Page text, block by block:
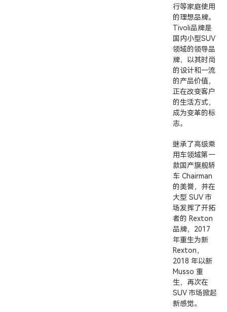
行等家庭使用
的理想品牌。
Tivoli品牌是
国内小型SUV
领域的领导品
牌，以其时尚
的设计和一流
的产品价值，
正在改变客户
的生活方式，
成为变革的标
志。
继承了高级乘
用车领域第一
款国产旗舰轿
车 Chairman
的美誉，并在
大型 SUV 市
场发挥了开拓
者的 Rexton
品牌，2017
年重生为新
Rexton，
2018 年以新
Musso 重
生，再次在
SUV 市场掀起
新感觉。